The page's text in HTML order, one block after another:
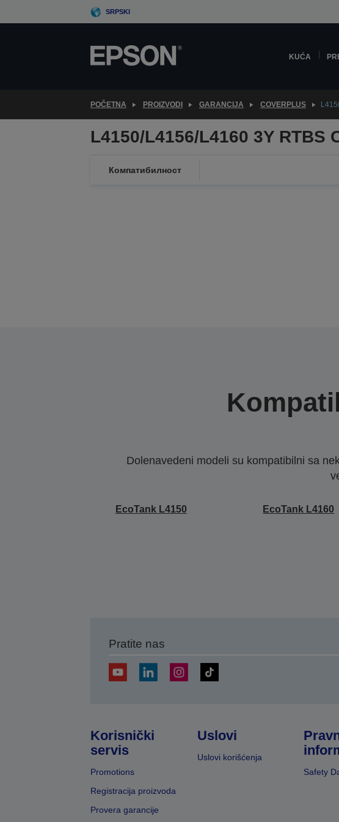
to
SRPSKI
KUĆA
POČETNA PROIZVODI GARANCIJA COVERPLUS
L4150/L4156/L4160 3Y RTBS
Компатибилност
Dolenavedeni modeli su kompatibilni sa
EcoTank L4150 EcoTank L4160
Pratite nas
Korisnički
servis
Promotions
Registracija proizvoda
Provera garancije
Uslovi
Uslovi korišćenja
Safety